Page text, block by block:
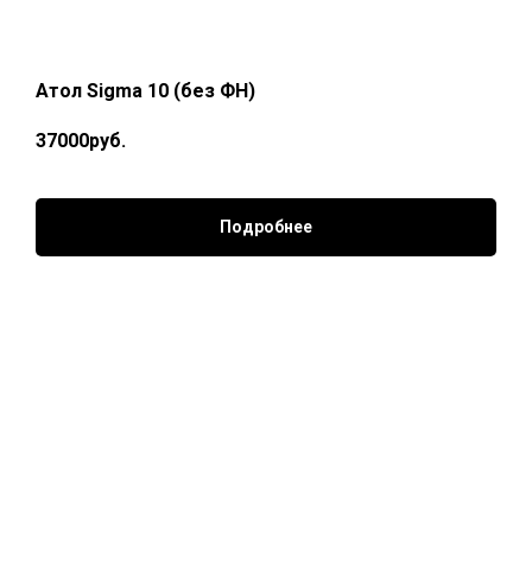
Атол Sigma 10 (без ФН)
37000руб.
Подробнее